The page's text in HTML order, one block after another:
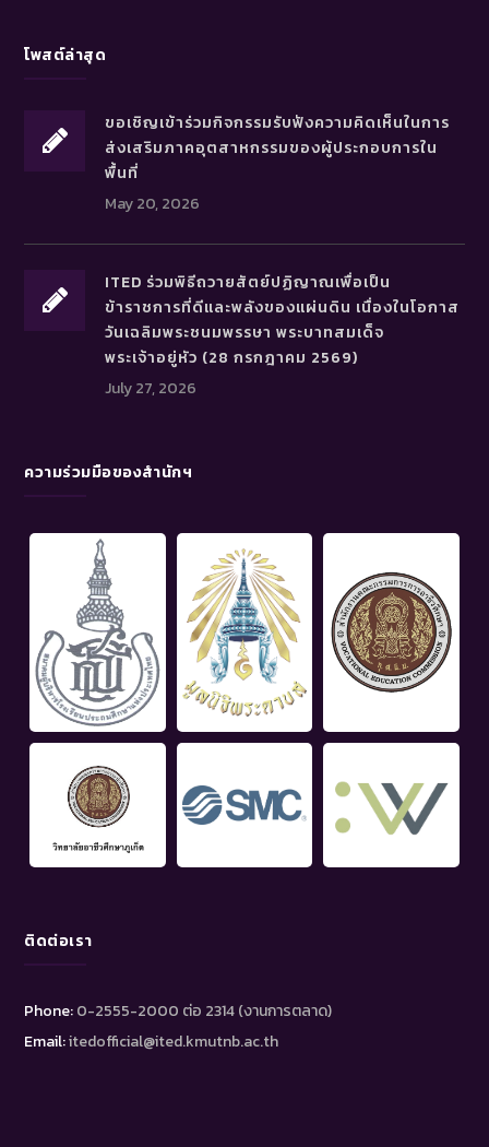
โพสต์ล่าสุด
ขอเชิญเข้าร่วมกิจกรรมรับฟังความคิดเห็นในการ
ส่งเสริมภาคอุตสาหกรรมของผู้ประกอบการใน
พื้นที่
May 20, 2026
ITED ร่วมพิธีถวายสัตย์ปฏิญาณเพื่อเป็น
ข้าราชการที่ดีและพลังของแผ่นดิน เนื่องในโอกาส
วันเฉลิมพระชนมพรรษา พระบาทสมเด็จ
พระเจ้าอยู่หัว (28 กรกฎาคม 2569)
July 27, 2026
ความร่วมมือของสำนักฯ
ติดต่อเรา
Phone:0-2555-2000 ต่อ 2314 (งานการตลาด)
Email:itedofficial@ited.kmutnb.ac.th